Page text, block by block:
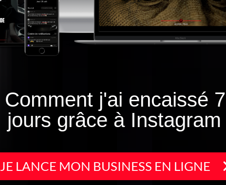
Comment j'ai encaissé
jours grâce à Instagram
JE LANCE MON BUSINESS EN LIGNE